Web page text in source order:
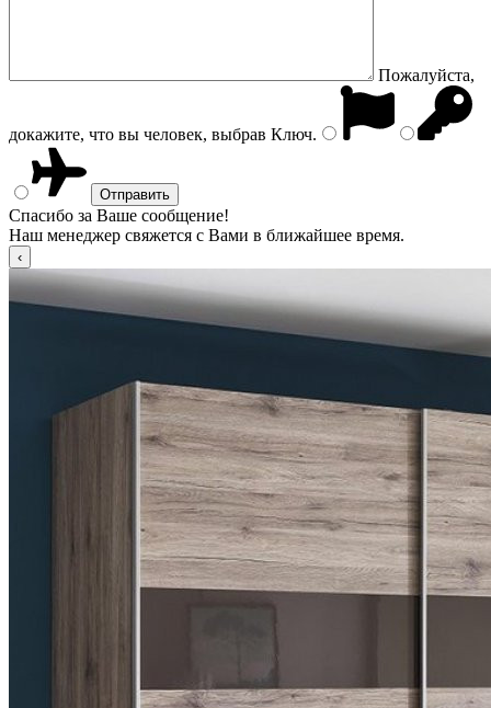
Пожалуйста,
докажите, что вы человек, выбрав Ключ.
Спасибо за Ваше сообщение!
Наш менеджер свяжется с Вами в ближайшее время.